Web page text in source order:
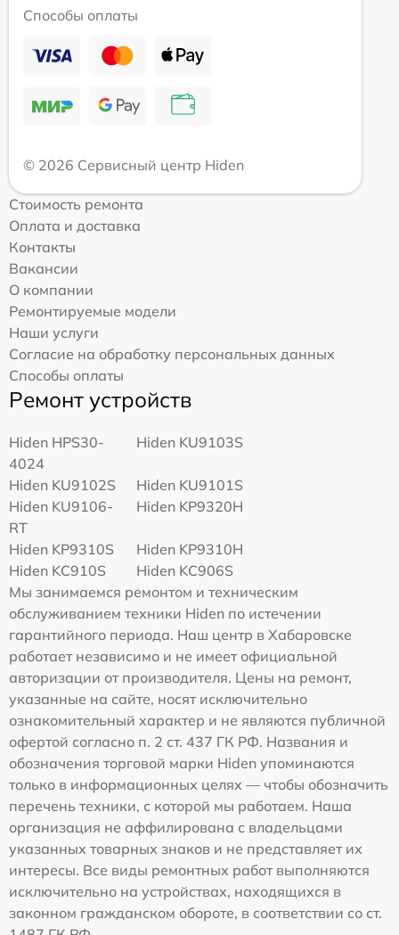
Способы оплаты
© 2026 Сервисный центр Hiden
Стоимость ремонта
Оплата и доставка
Контакты
Вакансии
О компании
Ремонтируемые модели
Наши услуги
Согласие на обработку персональных данных
Способы оплаты
Ремонт устройств
Hiden HPS30-
4024
Hiden KU9103S
Hiden KU9102S
Hiden KU9101S
Hiden KU9106-
RT
Hiden KP9320H
Hiden KP9310S
Hiden KP9310H
Hiden KC910S
Hiden KC906S
Мы занимаемся ремонтом и техническим
обслуживанием техники Hiden по истечении
гарантийного периода. Наш центр в Хабаровске
работает независимо и не имеет официальной
авторизации от производителя. Цены на ремонт,
указанные на сайте, носят исключительно
ознакомительный характер и не являются публичной
офертой согласно п. 2 ст. 437 ГК РФ. Названия и
обозначения торговой марки Hiden упоминаются
только в информационных целях — чтобы обозначить
перечень техники, с которой мы работаем. Наша
организация не аффилирована с владельцами
указанных товарных знаков и не представляет их
интересы. Все виды ремонтных работ выполняются
исключительно на устройствах, находящихся в
законном гражданском обороте, в соответствии со ст.